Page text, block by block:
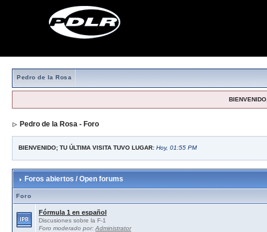
Pedro de la Rosa
Pedro de la Rosa - Foro
BIENVENIDO; TU ÚLTIMA VISITA TUVO LUGAR: Hoy, 01:55 PM
Foros abiertos / Open forums
Foro
Fórmula 1 en español
Discusiones sobre la F-1
Foro moderado por: Administrator